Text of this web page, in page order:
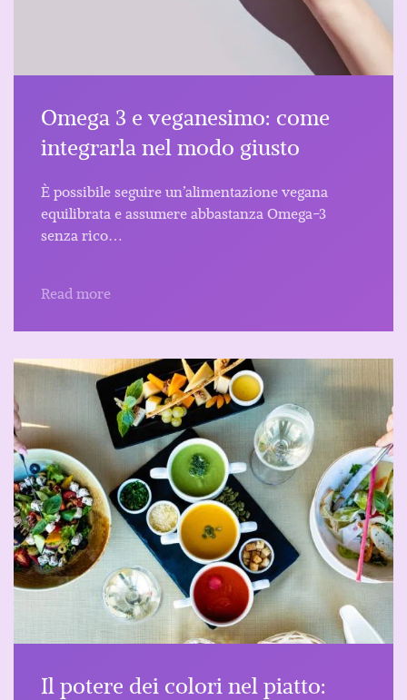
Omega 3 e veganesimo: come
integrarla nel modo giusto
È possibile seguire un’alimentazione vegana
equilibrata e assumere abbastanza Omega-3
senza rico…
Read more
Il potere dei colori nel piatto: